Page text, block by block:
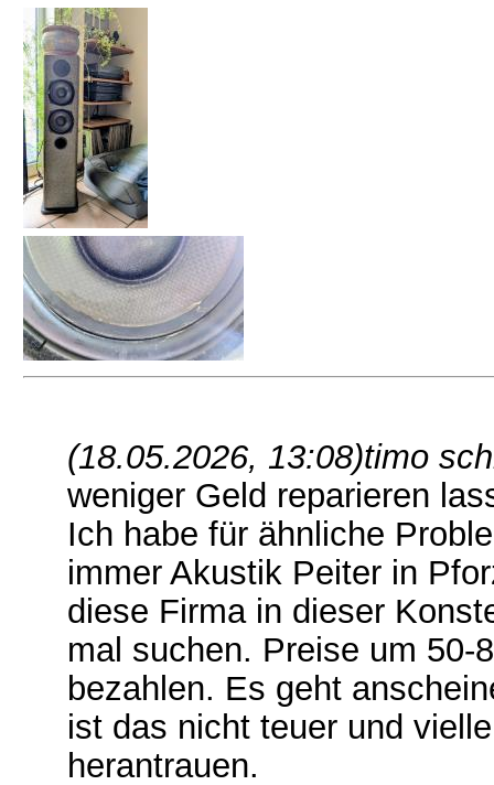
(18.05.2026, 13:08)timo
weniger Geld reparieren
Ich habe für ähnliche
immer Akustik Peiter in
diese Firma in dieser
mal suchen. Preise um 50-
bezahlen. Es geht
ist das nicht teuer und
herantrauen.